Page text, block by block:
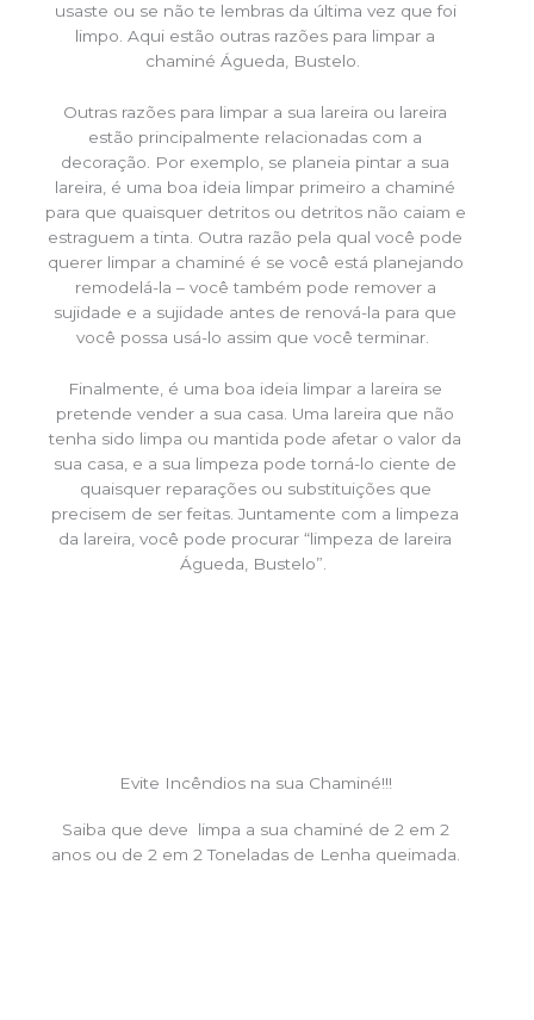
usaste ou se não te lembras da última vez que foi
limpo. Aqui estão outras razões para limpar a
chaminé Águeda, Bustelo.
Outras razões para limpar a sua lareira ou lareira
estão principalmente relacionadas com a
decoração. Por exemplo, se planeia pintar a sua
lareira, é uma boa ideia limpar primeiro a chaminé
para que quaisquer detritos ou detritos não caiam e
estraguem a tinta. Outra razão pela qual você pode
querer limpar a chaminé é se você está planejando
remodelá-la – você também pode remover a
sujidade e a sujidade antes de renová-la para que
você possa usá-lo assim que você terminar.
Finalmente, é uma boa ideia limpar a lareira se
pretende vender a sua casa. Uma lareira que não
tenha sido limpa ou mantida pode afetar o valor da
sua casa, e a sua limpeza pode torná-lo ciente de
quaisquer reparações ou substituições que
precisem de ser feitas. Juntamente com a limpeza
da lareira, você pode procurar “limpeza de lareira
Águeda, Bustelo”.
Evite Incêndios na sua Chaminé!!!
Saiba que deve limpa a sua chaminé de 2 em 2
anos ou de 2 em 2 Toneladas de Lenha queimada.